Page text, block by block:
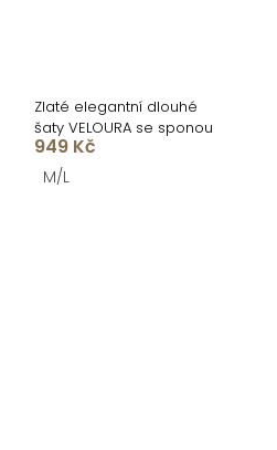
Zlaté elegantní dlouhé
šaty VELOURA se sponou
949 Kč
M/L